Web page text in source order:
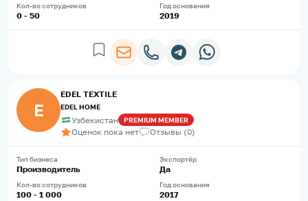
Кол-во сотрудников
0 - 50
Год основания
2019
E
EDEL TEXTILE
EDEL HOME
Узбекистан PREMIUM MEMBER
Оценок пока нет Отзывы (0)
Тип бизнеса
Производитель
Экспортёр
Да
Кол-во сотрудников
100 - 1 000
Год основания
2017